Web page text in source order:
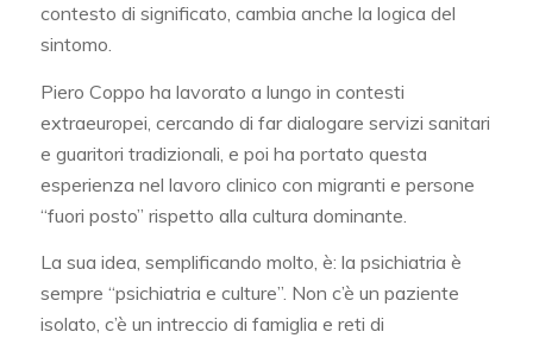
contesto di significato, cambia anche la logica del
sintomo.
Piero Coppo ha lavorato a lungo in contesti
extraeuropei, cercando di far dialogare servizi sanitari
e guaritori tradizionali, e poi ha portato questa
esperienza nel lavoro clinico con migranti e persone
“fuori posto” rispetto alla cultura dominante.
La sua idea, semplificando molto, è: la psichiatria è
sempre “psichiatria e culture”. Non c’è un paziente
isolato, c’è un intreccio di famiglia e reti di